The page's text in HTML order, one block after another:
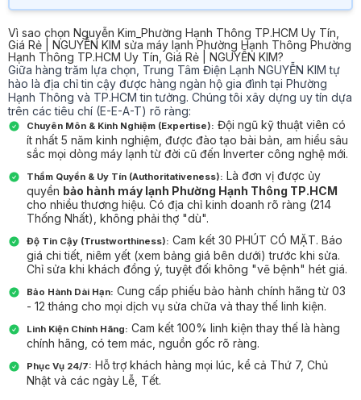
Vì sao chọn Nguyễn Kim_Phường Hạnh Thông TP.HCM Uy Tín,
Giá Rẻ | NGUYỄN KIM sửa máy lạnh Phường Hạnh Thông Phường
Hạnh Thông TP.HCM Uy Tín, Giá Rẻ | NGUYỄN KIM?
Giữa hàng trăm lựa chọn, Trung Tâm Điện Lạnh NGUYỄN KIM tự
hào là địa chỉ tin cậy được hàng ngàn hộ gia đình tại Phường
Hạnh Thông và TP.HCM tin tưởng. Chúng tôi xây dựng uy tín dựa
trên các tiêu chí (E-E-A-T) rõ ràng:
Chuyên Môn & Kinh Nghiệm (Expertise): Đội ngũ kỹ thuật viên có
ít nhất 5 năm kinh nghiệm, được đào tạo bài bản, am hiểu sâu
sắc mọi dòng máy lạnh từ đời cũ đến Inverter công nghệ mới.
Thẩm Quyền & Uy Tín (Authoritativeness): Là đơn vị được ủy
quyền bảo hành máy lạnh Phường Hạnh Thông TP.HCM
cho nhiều thương hiệu. Có địa chỉ kinh doanh rõ ràng (214
Thống Nhất), không phải thợ "dù".
Độ Tin Cậy (Trustworthiness): Cam kết 30 PHÚT CÓ MẶT. Báo
giá chi tiết, niêm yết (xem bảng giá bên dưới) trước khi sửa.
Chỉ sửa khi khách đồng ý, tuyệt đối không "vẽ bệnh" hét giá.
Bảo Hành Dài Hạn: Cung cấp phiếu bảo hành chính hãng từ 03
- 12 tháng cho mọi dịch vụ sửa chữa và thay thế linh kiện.
Linh Kiện Chính Hãng: Cam kết 100% linh kiện thay thế là hàng
chính hãng, có tem mác, nguồn gốc rõ ràng.
Phục Vụ 24/7: Hỗ trợ khách hàng mọi lúc, kể cả Thứ 7, Chủ
Nhật và các ngày Lễ, Tết.